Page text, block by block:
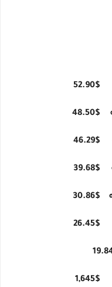
$52.90
$48.50
$46.29
$39.68
$30.86
$26.45
$1,645